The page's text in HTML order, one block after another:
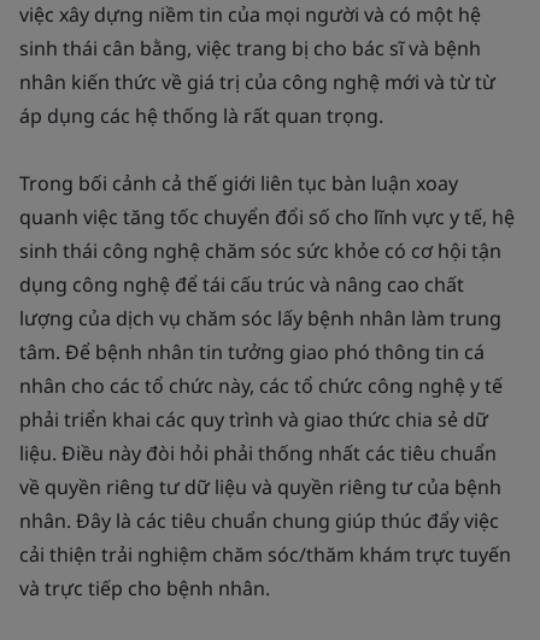
việc xây dựng niềm tin của mọi người và có một hệ
sinh thái cân bằng, việc trang bị cho bác sĩ và bệnh
nhân kiến thức về giá trị của công nghệ mới và từ từ
áp dụng các hệ thống là rất quan trọng.
Trong bối cảnh cả thế giới liên tục bàn luận xoay
quanh việc tăng tốc chuyển đổi số cho lĩnh vực y tế, hệ
sinh thái công nghệ chăm sóc sức khỏe có cơ hội tận
dụng công nghệ để tái cấu trúc và nâng cao chất
lượng của dịch vụ chăm sóc lấy bệnh nhân làm trung
tâm. Để bệnh nhân tin tưởng giao phó thông tin cá
nhân cho các tổ chức này, các tổ chức công nghệ y tế
phải triển khai các quy trình và giao thức chia sẻ dữ
liệu. Điều này đòi hỏi phải thống nhất các tiêu chuẩn
về quyền riêng tư dữ liệu và quyền riêng tư của bệnh
nhân. Đây là các tiêu chuẩn chung giúp thúc đẩy việc
cải thiện trải nghiệm chăm sóc/thăm khám trực tuyến
và trực tiếp cho bệnh nhân.